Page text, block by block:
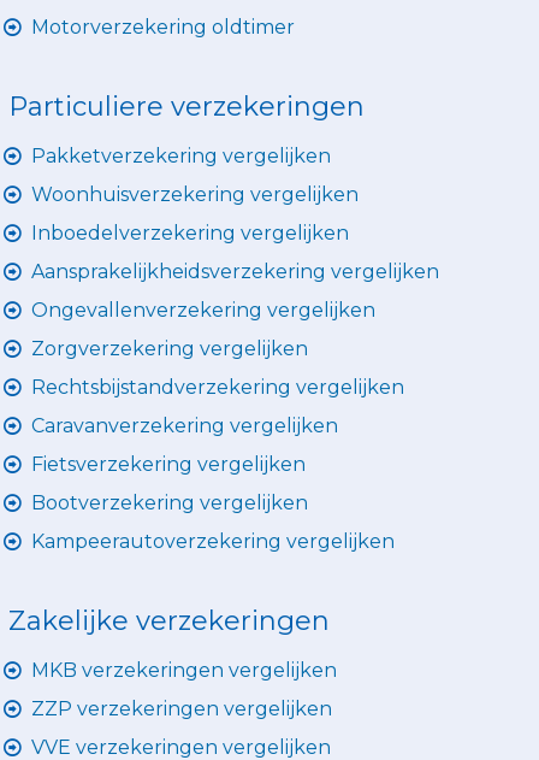
Motorverzekering oldtimer
Particuliere verzekeringen
Pakketverzekering vergelijken
Woonhuisverzekering vergelijken
Inboedelverzekering vergelijken
Aansprakelijkheidsverzekering vergelijken
Ongevallenverzekering vergelijken
Zorgverzekering vergelijken
Rechtsbijstandverzekering vergelijken
Caravanverzekering vergelijken
Fietsverzekering vergelijken
Bootverzekering vergelijken
Kampeerautoverzekering vergelijken
Zakelijke verzekeringen
MKB verzekeringen vergelijken
ZZP verzekeringen vergelijken
VVE verzekeringen vergelijken